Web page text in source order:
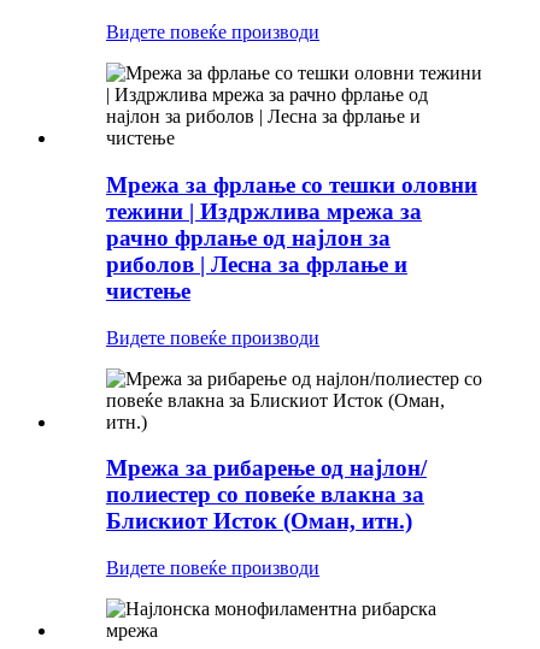
Видете повеќе производи
Мрежа за фрлање со тешки оловни
тежини | Издржлива мрежа за
рачно фрлање од најлон за
риболов | Лесна за фрлање и
чистење
Видете повеќе производи
Мрежа за рибарење од најлон/
полиестер со повеќе влакна за
Блискиот Исток (Оман, итн.)
Видете повеќе производи